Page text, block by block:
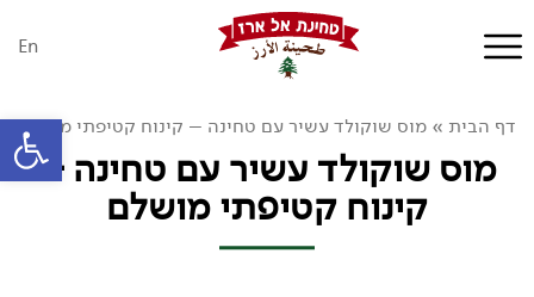
פתח
En
דף הבית » מוס שוקולד עשיר עם טחינה – קינוח קטיפתי מושלם
מוס שוקולד עשיר עם טחינה –
קינוח קטיפתי מושלם